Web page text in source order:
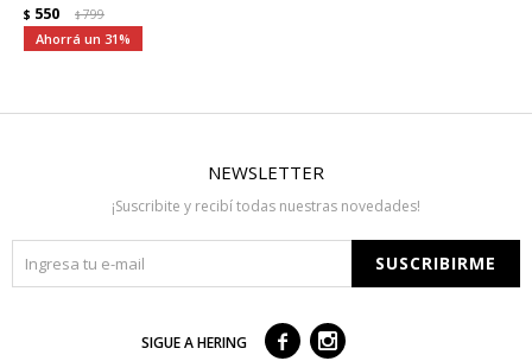
$ 550 $799
31
NEWSLETTER
¡Suscribite y recibí todas nuestras novedades!
SUSCRIBIRME
SIGUE A HERING  